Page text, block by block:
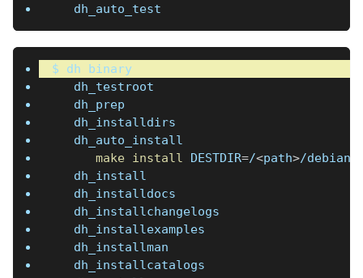
   dh_auto_test
$ dh binary
   dh_testroot
   dh_prep
   dh_installdirs
   dh_auto_install
make install DESTDIR=/<path>/debian/
   dh_install
   dh_installdocs
   dh_installchangelogs
   dh_installexamples
   dh_installman
   dh_installcatalogs